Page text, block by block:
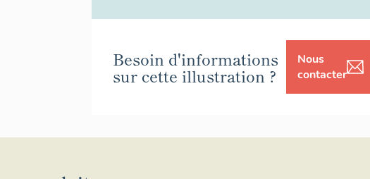
Besoin d'informations
sur cette illustration ?
Nous
contacter